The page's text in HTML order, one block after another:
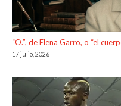
“O.”, de Elena Garro, o “el
17 julio, 2026